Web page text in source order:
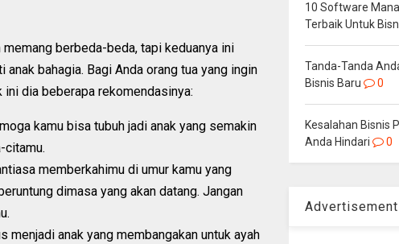
memang berbeda-beda, tapi keduanya ini
bahagia. Bagi Anda orang tua yang ingin
ini dia beberapa rekomendasinya:
kamu bisa tubuh jadi anak yang semakin
citamu.
memberkahimu di umur kamu yang
dimasa yang akan datang. Jangan
menjadi anak yang membangakan untuk ayah
10 Software
Terbaik Untuk
Tanda-Tanda
Bisnis Baru
0
Kesalahan Bisnis
Anda Hindari
0
Advertisement